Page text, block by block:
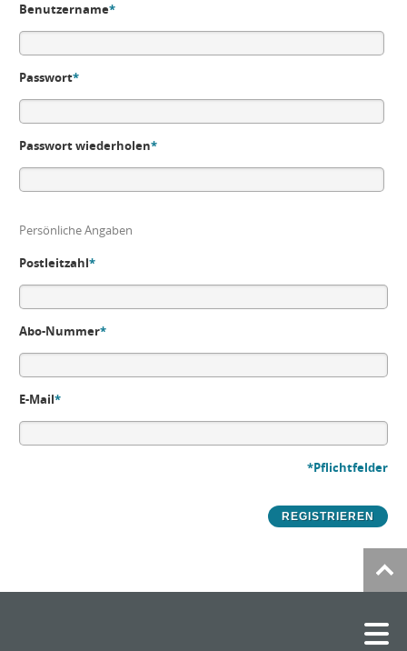
Benutzername*
Passwort*
Passwort wiederholen*
Persönliche Angaben
Postleitzahl*
Abo-Nummer*
E-Mail*
*Pflichtfelder